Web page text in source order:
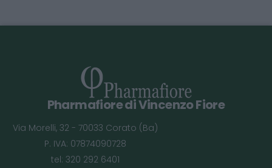
Pharmafiore di Vincenzo Fiore
Via Morelli, 32 - 70033 Corato (Ba)
P. IVA: 07874090728
tel: 320 292 6401